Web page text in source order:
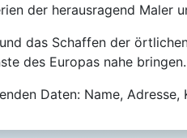
der herausragend Maler
das Schaffen der
des Europas nahe bringen.
Daten: Name,